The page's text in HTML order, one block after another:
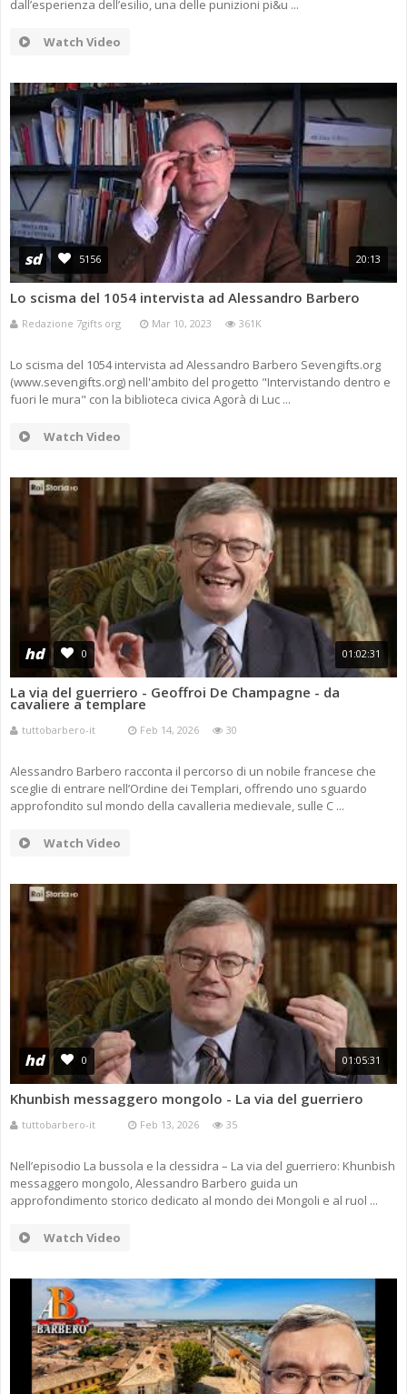
dall’esperienza dell’esilio, una delle punizioni pi&u ...
Watch Video
sd 5156 20:13
Lo scisma del 1054 intervista ad Alessandro Barbero
Redazione 7gifts org Mar 10, 2023 361K
Lo scisma del 1054 intervista ad Alessandro Barbero Sevengifts.org
(www.sevengifts.org) nell'ambito del progetto "Intervistando dentro e
fuori le mura" con la biblioteca civica Agorà di Luc ...
Watch Video
hd 0 01:02:31
La via del guerriero - Geoffroi De Champagne - da
cavaliere a templare
tuttobarbero-it Feb 14, 2026 30
Alessandro Barbero racconta il percorso di un nobile francese che
sceglie di entrare nell’Ordine dei Templari, offrendo uno sguardo
approfondito sul mondo della cavalleria medievale, sulle C ...
Watch Video
hd 0 01:05:31
Khunbish messaggero mongolo - La via del guerriero
tuttobarbero-it Feb 13, 2026 35
Nell’episodio La bussola e la clessidra – La via del guerriero: Khunbish
messaggero mongolo, Alessandro Barbero guida un
approfondimento storico dedicato al mondo dei Mongoli e al ruol ...
Watch Video